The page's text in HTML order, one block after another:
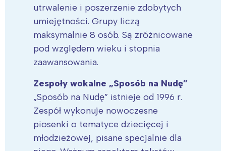
utrwalenie i poszerzenie zdobytych
umiejętności. Grupy liczą
maksymalnie 8 osób. Są zróżnicowane
pod względem wieku i stopnia
zaawansowania.
Zespoły wokalne „Sposób na Nudę”
„Sposób na Nudę” istnieje od 1996 r.
Zespół wykonuje nowoczesne
piosenki o tematyce dziecięcej i
młodzieżowej, pisane specjalnie dla